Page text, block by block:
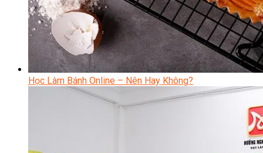
Học Làm Bánh Online – Nên Hay Không?